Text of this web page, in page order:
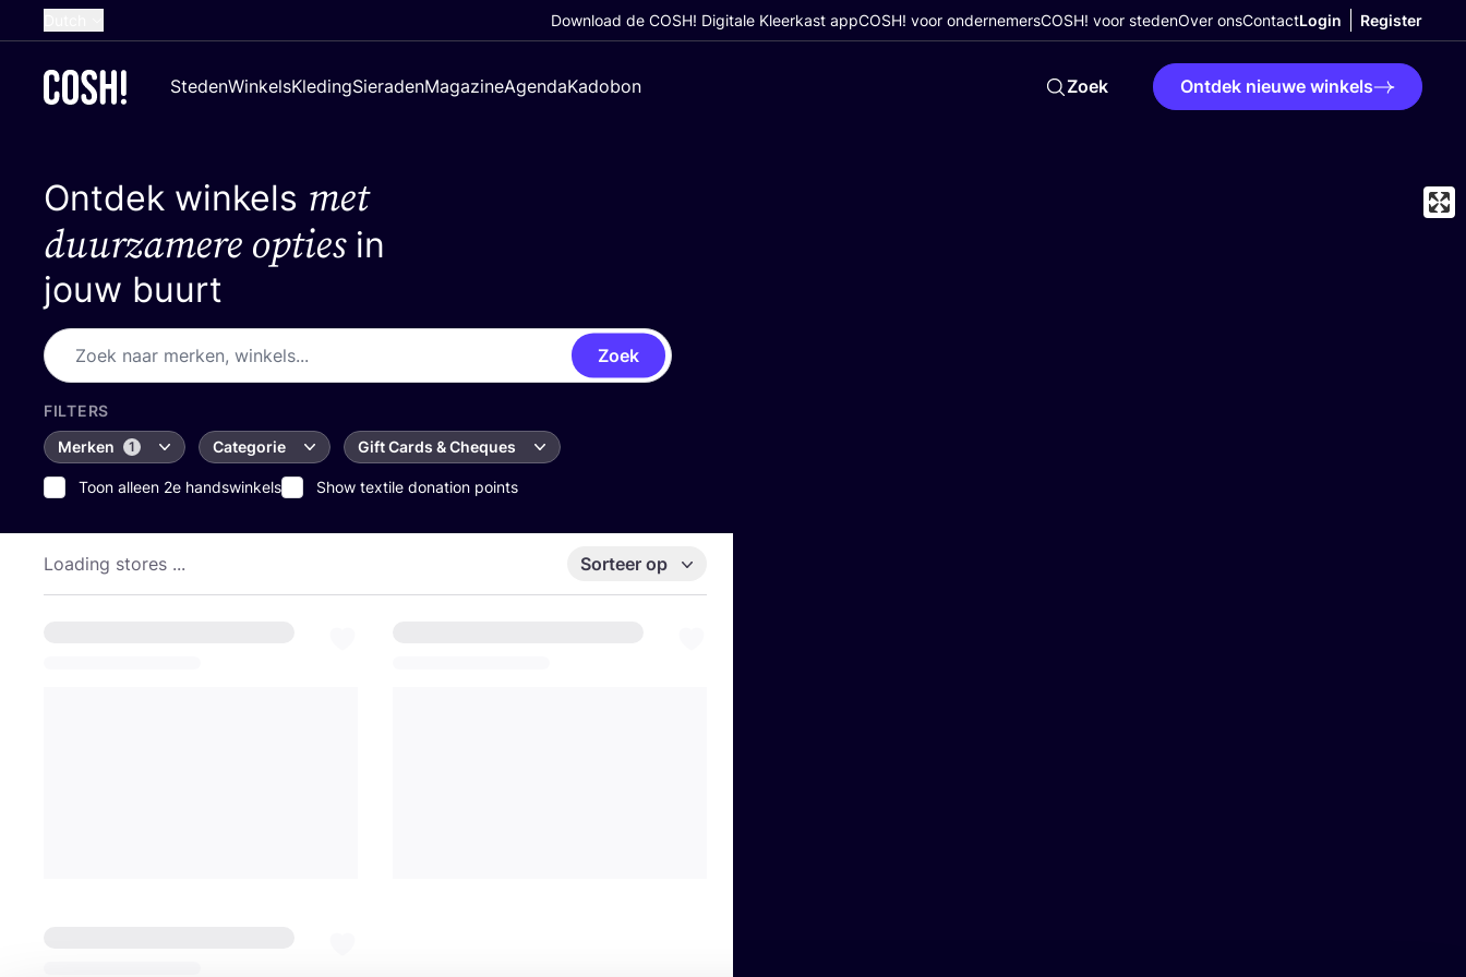
French
German
Croatian
Download de COSH! Digitale Kleerkast appCOSH! voor ondernemersCOSH! voor stedenOver onsContactLogin Register
StedenWinkelsKledingSieradenMagazineAgendaKadobon Zoek Ontdek nieuwe winkels
Ontdek winkels met
duurzamere optiesin
jouw buurt
Zoek
FILTERS
Merken
1 Categorie Gift Cards & Cheques
Toon alleen 2e handswinkels Show textile donation points
Loading stores ... Sorteer op